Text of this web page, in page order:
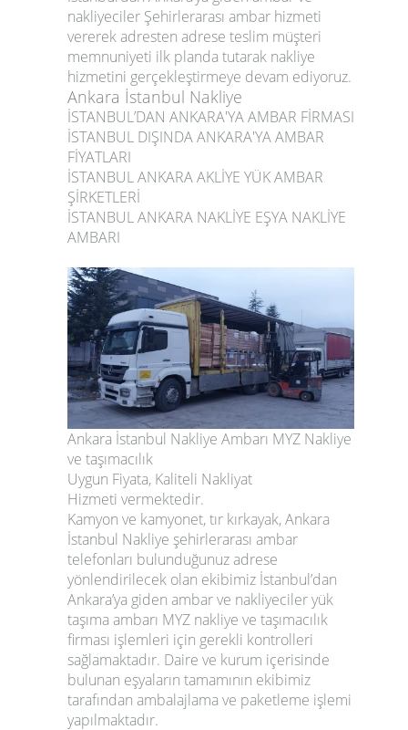
nakliyeciler Şehirlerarası ambar hizmeti
vererek adresten adrese teslim müşteri
memnuniyeti ilk planda tutarak nakliye
hizmetini gerçekleştirmeye devam ediyoruz.
Ankara İstanbul Nakliye
İSTANBUL’DAN ANKARA'YA AMBAR FİRMASI
İSTANBUL DIŞINDA ANKARA'YA AMBAR
FİYATLARI
İSTANBUL ANKARA AKLİYE YÜK AMBAR
ŞİRKETLERİ
İSTANBUL ANKARA NAKLİYE EŞYA NAKLİYE
AMBARI
Ankara İstanbul Nakliye Ambarı MYZ Nakliye
ve taşımacılık
Uygun Fiyata, Kaliteli Nakliyat
Hizmeti vermektedir.
Kamyon ve kamyonet, tır kırkayak,Ankara
İstanbul Nakliye şehirlerarası ambar
telefonları bulunduğunuz adrese
yönlendirilecek olan ekibimiz İstanbul’dan
Ankara’ya giden ambar ve nakliyeciler yük
taşıma ambarı MYZ nakliye ve taşımacılık
firması işlemleri için gerekli kontrolleri
sağlamaktadır. Daire ve kurum içerisinde
bulunan eşyaların tamamının ekibimiz
tarafından ambalajlama ve paketleme işlemi
yapılmaktadır.